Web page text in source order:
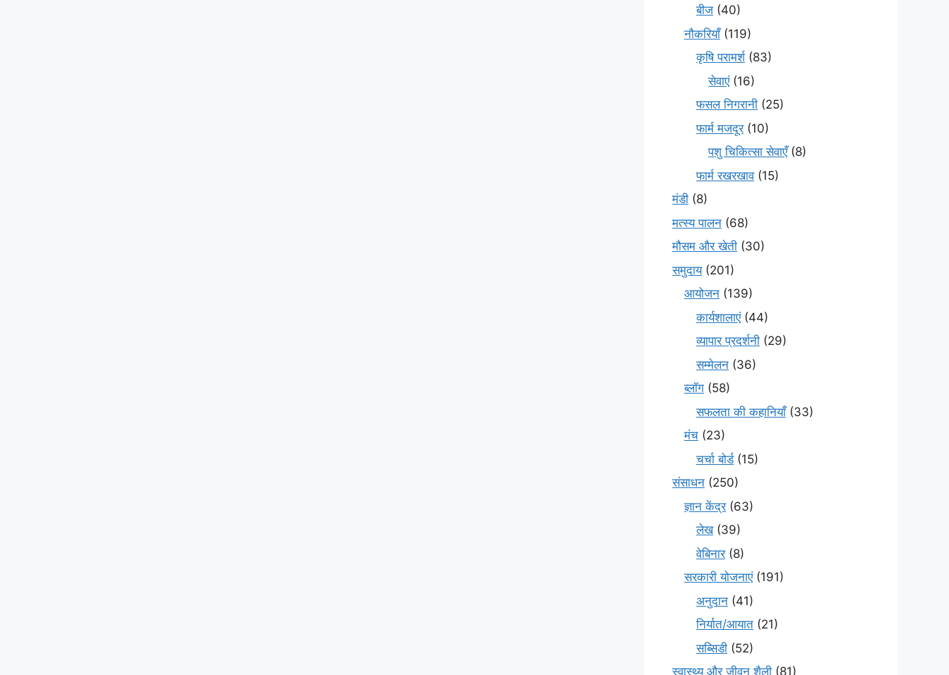
बीज (40)
नौकरियाँ(119)
कृषि परामर्श(83)
सेवाएं(16)
फसल निगरानी (25)
फार्म मजदूर(10)
पशु चिकित्सा सेवाएँ(8)
फार्म रखरखाव(15)
मंडी (8)
मत्स्य पालन (68)
मौसम और खेती (30)
समुदाय(201)
आयोजन (139)
कार्यशालाएं(44)
व्यापार प्रदर्शनी (29)
सम्मेलन (36)
ब्लॉग (58)
सफलता की कहानियाँ(33)
मंच (23)
चर्चा बोर्ड(15)
संसाधन (250)
ज्ञान केंद्र(63)
लेख(39)
वेबिनार(8)
सरकारी योजनाएं(191)
अनुदान (41)
निर्यात/आयात (21)
सब्सिडी (52)
स्वास्थ्य और जीवन शैली (81)